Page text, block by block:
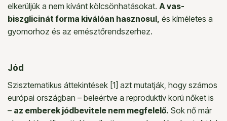
elkerüljük a nem kívánt kölcsönhatásokat. A vas-
biszglicinát forma kiválóan hasznosul, és kíméletes a
gyomorhoz és az emésztőrendszerhez.
Jód
Szisztematikus áttekintések [1] azt mutatják, hogy számos
európai országban – beleértve a reproduktív korú nőket is
– az emberek jódbevitele nem megfelelő. Sok nő már